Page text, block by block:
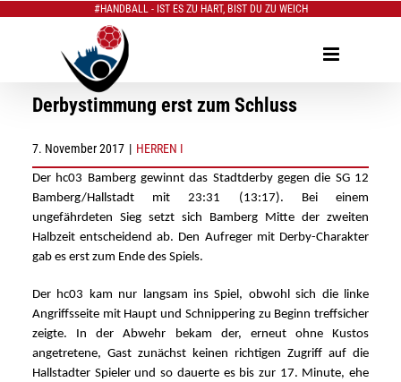
#HANDBALL - IST ES ZU HART, BIST DU ZU WEICH
Derbystimmung erst zum Schluss
7. November 2017 | HERREN I
Der hc03 Bamberg gewinnt das Stadtderby gegen die SG 12
Bamberg/Hallstadt mit 23:31 (13:17). Bei einem
ungefährdeten Sieg setzt sich Bamberg Mitte der zweiten
Halbzeit entscheidend ab. Den Aufreger mit Derby-Charakter
gab es erst zum Ende des Spiels.
Der hc03 kam nur langsam ins Spiel, obwohl sich die linke
Angriffsseite mit Haupt und Schnippering zu Beginn treffsicher
zeigte. In der Abwehr bekam der, erneut ohne Kustos
angetretene, Gast zunächst keinen richtigen Zugriff auf die
Hallstadter Spieler und so dauerte es bis zur 17. Minute, ehe